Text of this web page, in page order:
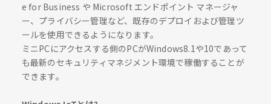
e for Business や Microsoft エンドポイント マネージャ
ー、プライバシー管理など、既存のデプロイおよび管理ツ
ールを使用できるようになります。
ミニPCにアクセスする側のPCがWindows8.1や10であって
も最新のセキュリティマネジメント環境で稼働することが
できます。